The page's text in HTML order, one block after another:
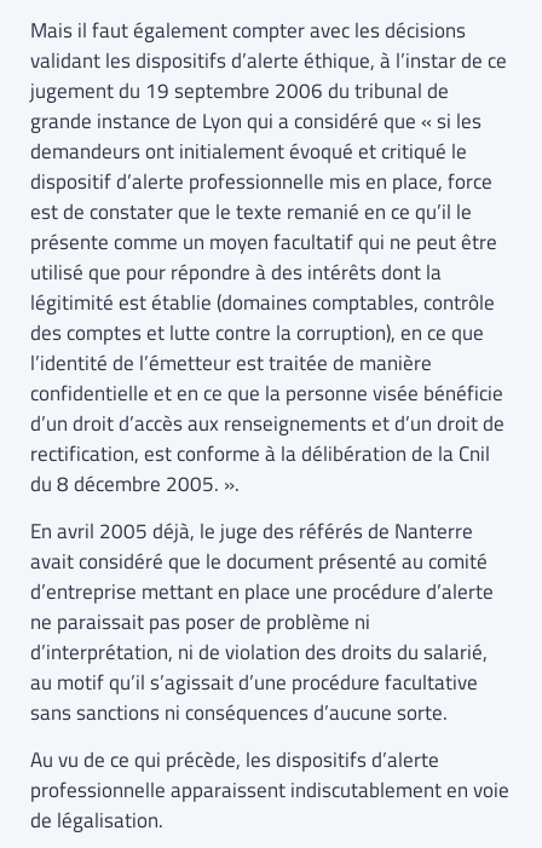
Mais il faut également compter avec les décisions
validant les dispositifs d’alerte éthique, à l’instar de ce
jugement du 19 septembre 2006 du tribunal de
grande instance de Lyon qui a considéré que « si les
demandeurs ont initialement évoqué et critiqué le
dispositif d’alerte professionnelle mis en place, force
est de constater que le texte remanié en ce qu’il le
présente comme un moyen facultatif qui ne peut être
utilisé que pour répondre à des intérêts dont la
légitimité est établie (domaines comptables, contrôle
des comptes et lutte contre la corruption), en ce que
l’identité de l’émetteur est traitée de manière
confidentielle et en ce que la personne visée bénéficie
d’un droit d’accès aux renseignements et d’un droit de
rectification, est conforme à la délibération de la Cnil
du 8 décembre 2005. ».
En avril 2005 déjà, le juge des référés de Nanterre
avait considéré que le document présenté au comité
d’entreprise mettant en place une procédure d’alerte
ne paraissait pas poser de problème ni
d’interprétation, ni de violation des droits du salarié,
au motif qu’il s’agissait d’une procédure facultative
sans sanctions ni conséquences d’aucune sorte.
Au vu de ce qui précède, les dispositifs d’alerte
professionnelle apparaissent indiscutablement en voie
de légalisation.